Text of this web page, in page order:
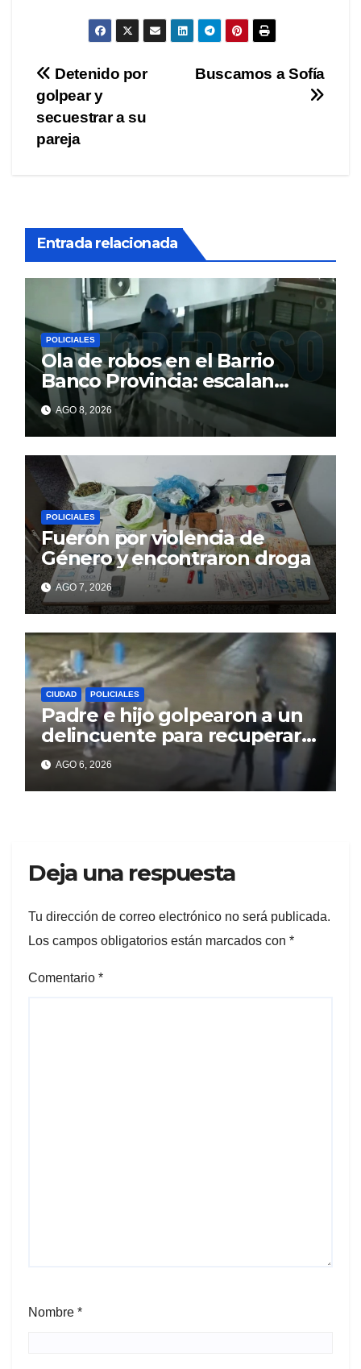
Navegación
de
entradas
Buscamos a Sofía
Detenido por
golpear y
secuestrar a su
pareja
Entrada relacionada
POLICIALES
Ola de robos en el Barrio
Banco Provincia: escalan
paredes en la noche y nadie
responde
AGO 8, 2026
POLICIALES
Fueron por violencia de
Género y encontraron droga
AGO 7, 2026
CIUDAD POLICIALES
Padre e hijo golpearon a un
delincuente para recuperar
un celular robado en Berisso
AGO 6, 2026
Deja una respuesta
Tu dirección de correo electrónico no será publicada.
Los campos obligatorios están marcados con *
Comentario *
Nombre *